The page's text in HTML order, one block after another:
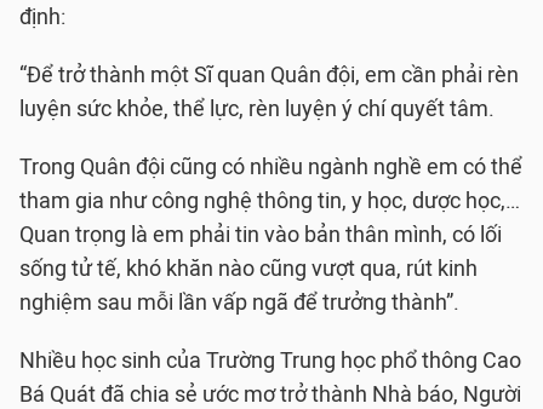
định:
“Để trở thành một Sĩ quan Quân đội, em cần phải rèn
luyện sức khỏe, thể lực, rèn luyện ý chí quyết tâm.
Trong Quân đội cũng có nhiều ngành nghề em có thể
tham gia như công nghệ thông tin, y học, dược học,…
Quan trọng là em phải tin vào bản thân mình, có lối
sống tử tế, khó khăn nào cũng vượt qua, rút kinh
nghiệm sau mỗi lần vấp ngã để trưởng thành”.
Nhiều học sinh của Trường Trung học phổ thông Cao
Bá Quát đã chia sẻ ước mơ trở thành Nhà báo, Người